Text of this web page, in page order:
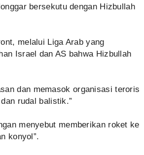
bersekutu dengan Hizbullah
melalui Liga Arab yang
Israel dan AS bahwa Hizbullah
dan memasok organisasi teroris
rudal balistik.”
menyebut memberikan roket ke
konyol”.